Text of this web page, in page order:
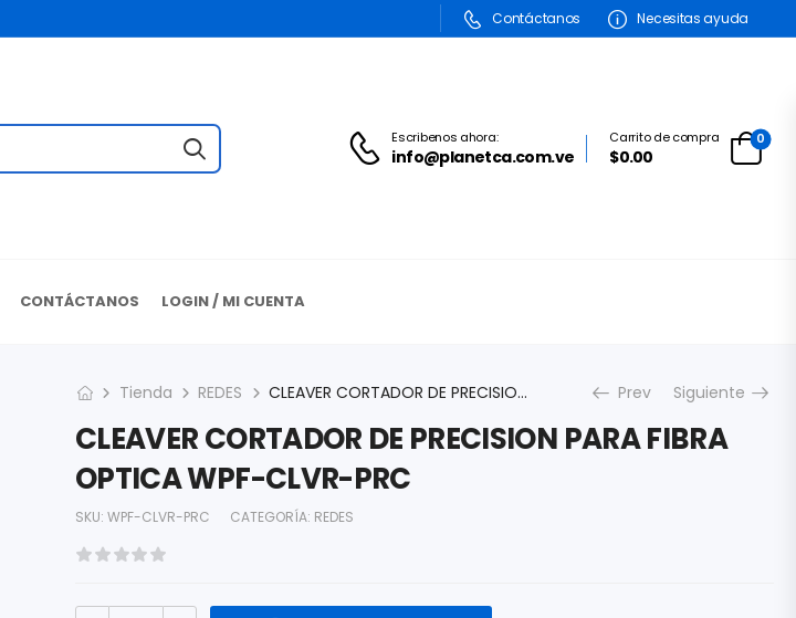
Contáctanos Necesitas ayuda
Escribenos ahora:
info@planetca.com.ve
Carrito de compra
$0.00
0
CONTÁCTANOS LOGIN / MI CUENTA
Tienda REDES CLEAVER CORTADOR DE PRECISION PARA FIBRA OPTICA WPF-CLVR-PRC Prev Siguiente
CLEAVER CORTADOR DE PRECISION PARA FIBRA
OPTICA WPF-CLVR-PRC
SKU: WPF-CLVR-PRC CATEGORÍA: REDES